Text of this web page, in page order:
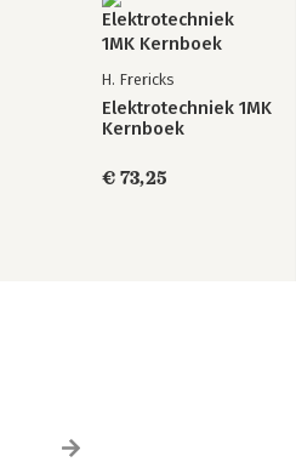
H. Frericks
Elektrotechniek 1MK
Kernboek
€ 73,25